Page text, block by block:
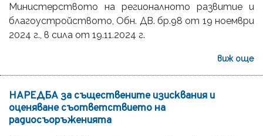
Министерството на регионалното развитие и
благоустройството, Обн. ДВ. бр.98 от 19 ноември
2024 г., в сила от 19.11.2024 г.
виж още
НАРЕДБА за съществените изисквания и
оценяване съответствието на
радиосъоръженията